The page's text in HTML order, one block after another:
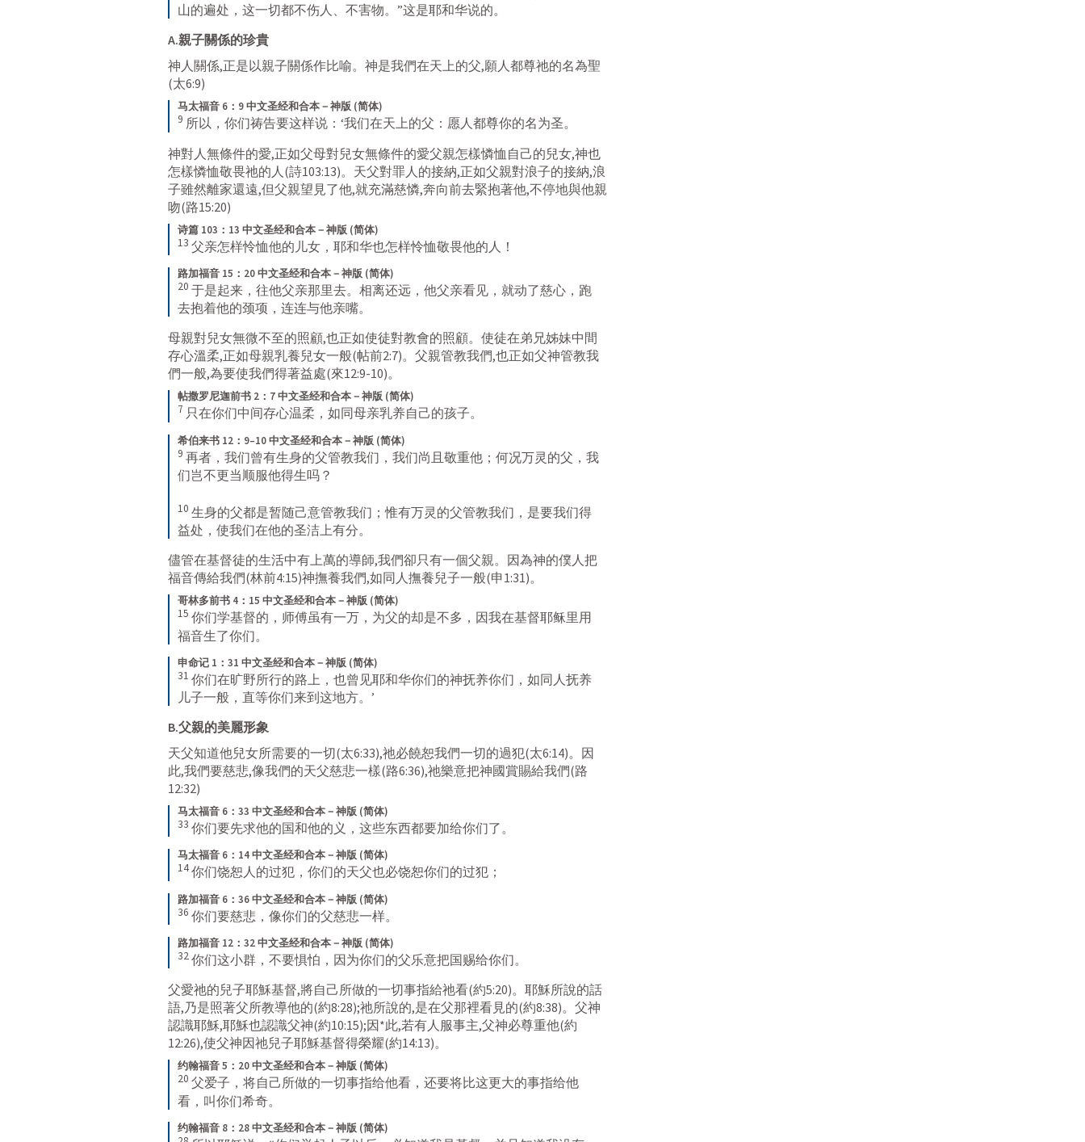
山的遍处，这一切都不伤人、不害物。”这是耶和华说的。
A.親子關係的珍貴
神人關係,正是以親子關係作比喻。神是我們在天上的父,願人都尊祂的名為聖
(太6:9)
马太福音 6：9 中文圣经和合本－神版 (简体)
9 所以，你们祷告要这样说：‘我们在天上的父：愿人都尊你的名为圣。
神對人無條件的愛,正如父母對兒女無條件的愛父親怎樣憐恤自己的兒女,神也
怎樣憐恤敬畏祂的人(詩103:13)。天父對罪人的接納,正如父親對浪子的接納,浪
子雖然離家還遠,但父親望見了他,就充滿慈憐,奔向前去緊抱著他,不停地與他親
吻(路15:20)
诗篇 103：13 中文圣经和合本－神版 (简体)
13 父亲怎样怜恤他的儿女，耶和华也怎样怜恤敬畏他的人！
路加福音 15：20 中文圣经和合本－神版 (简体)
20 于是起来，往他父亲那里去。相离还远，他父亲看见，就动了慈心，跑
去抱着他的颈项，连连与他亲嘴。
母親對兒女無微不至的照顧,也正如使徒對教會的照顧。使徒在弟兄姊妹中間
存心溫柔,正如母親乳養兒女一般(帖前2:7)。父親管教我們,也正如父神管教我
們一般,為要使我們得著益處(來12:9-10)。
帖撒罗尼迦前书 2：7 中文圣经和合本－神版 (简体)
7 只在你们中间存心温柔，如同母亲乳养自己的孩子。
希伯来书 12：9–10 中文圣经和合本－神版 (简体)
9 再者，我们曾有生身的父管教我们，我们尚且敬重他；何况万灵的父，我
们岂不更当顺服他得生吗？
10 生身的父都是暂随己意管教我们；惟有万灵的父管教我们，是要我们得
益处，使我们在他的圣洁上有分。
儘管在基督徒的生活中有上萬的導師,我們卻只有一個父親。因為神的僕人把
福音傳給我們(林前4:15)神撫養我們,如同人撫養兒子一般(申1:31)。
哥林多前书 4：15 中文圣经和合本－神版 (简体)
15 你们学基督的，师傅虽有一万，为父的却是不多，因我在基督耶稣里用
福音生了你们。
申命记 1：31 中文圣经和合本－神版 (简体)
31 你们在旷野所行的路上，也曾见耶和华你们的神抚养你们，如同人抚养
儿子一般，直等你们来到这地方。’
B.父親的美麗形象
天父知道他兒女所需要的一切(太6:33),祂必饒恕我們一切的過犯(太6:14)。因
此,我們要慈悲,像我們的天父慈悲一樣(路6:36),祂樂意把神國賞賜給我們(路
12:32)
马太福音 6：33 中文圣经和合本－神版 (简体)
33 你们要先求他的国和他的义，这些东西都要加给你们了。
马太福音 6：14 中文圣经和合本－神版 (简体)
14你们饶恕人的过犯，你们的天父也必饶恕你们的过犯；
路加福音 6：36 中文圣经和合本－神版 (简体)
36 你们要慈悲，像你们的父慈悲一样。
路加福音 12：32 中文圣经和合本－神版 (简体)
32你们这小群，不要惧怕，因为你们的父乐意把国赐给你们。
父愛祂的兒子耶穌基督,將自己所做的一切事指給祂看(約5:20)。耶穌所說的話
語,乃是照著父所教導他的(約8:28);祂所說的,是在父那裡看見的(約8:38)。父神
認識耶穌,耶穌也認識父神(約10:15);因*此,若有人服事主,父神必尊重他(約
12:26),使父神因祂兒子耶穌基督得榮耀(約14:13)。
约翰福音 5：20 中文圣经和合本－神版 (简体)
20 父爱子，将自己所做的一切事指给他看，还要将比这更大的事指给他
看，叫你们希奇。
约翰福音 8：28 中文圣经和合本－神版 (简体)